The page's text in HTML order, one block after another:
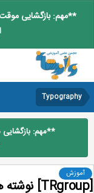
**مهم: بازگشایی
Typography
**مهم:
آموزش